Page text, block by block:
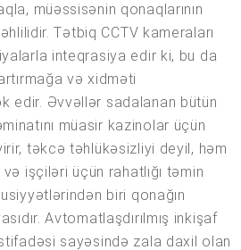
müəssisənin qonaqlarının
Tətbiq CCTV kameraları
inteqrasiya edir ki, bu da
və xidməti
edir. Əvvəllər sadalanan bütün
müasir kazinolar üçün
təkcə təhlükəsizliyi deyil, həm
işçiləri üçün rahatlığı təmin
biri qonağın
Avtomatlaşdırılmış inkişaf
sayəsində zala daxil olan